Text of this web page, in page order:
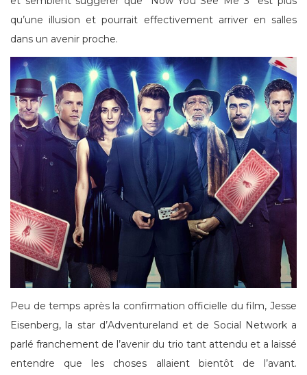
qu’une illusion et pourrait effectivement arriver en salles
dans un avenir proche.
Peu de temps après la confirmation officielle du film, Jesse
Eisenberg, la star d’Adventureland et de Social Network a
parlé franchement de l’avenir du trio tant attendu et a laissé
entendre que les choses allaient bientôt de l’avant.